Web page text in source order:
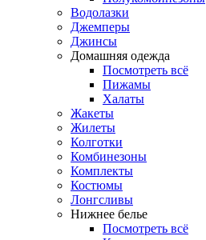
Водолазки
Джемперы
Джинсы
Домашняя одежда
Посмотреть всё
Пижамы
Халаты
Жакеты
Жилеты
Колготки
Комбинезоны
Комплекты
Костюмы
Лонгсливы
Нижнее белье
Посмотреть всё